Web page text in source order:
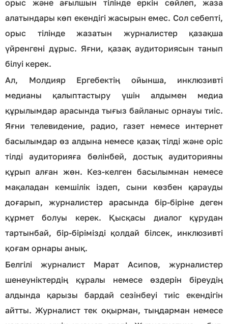
орыс және ағылшын тілінде еркін сөйлеп, жаза
алатындары көп екендігі жасырын емес. Сол себепті,
орыс тілінде жазатын журналистер қазақша
үйренгені дұрыс. Яғни, қазақ аудиториясын танып
білуі керек.
Ал, Молдияр Ергебектің ойынша, инклюзивті
медианы қалыптастыру үшін алдымен медиа
құрылымдар арасында тығыз байланыс орнауы тиіс.
Яғни телевидение, радио, газет немесе интернет
басылымдар өз алдына немесе қазақ тілді және оріс
тілді аудиторияға бөлінбей, достық аудиторияны
құрып алған жөн. Кез-келген басылымнан немесе
мақаладан кемшілік іздеп, сыни көзбен қарауды
доғарып, журналистер арасында бір-біріне деген
құрмет болуы керек. Қысқасы диалог құрудан
тартынбай, бір-бірімізді қолдай білсек, инклюзивті
қоғам орнары анық.
Белгілі журналист Марат Асипов, журналистер
шенеуніктердің құралы немесе өздерін біреудің
алдында қарызы бардай сезінбеуі тиіс екендігін
айтты. Журналист тек оқырман, тыңдарман немесе